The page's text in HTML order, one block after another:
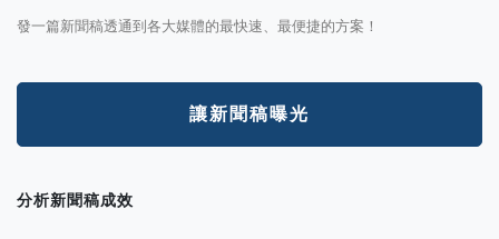
發一篇新聞稿透通到各大媒體的最快速、最便捷的方案！
讓新聞稿曝光
分析新聞稿成效